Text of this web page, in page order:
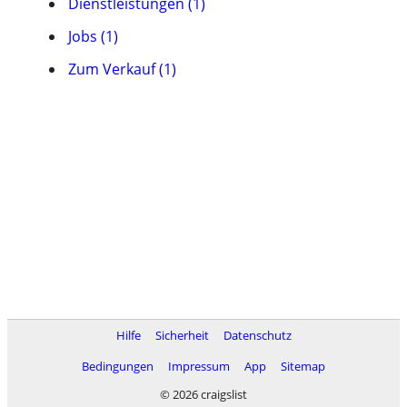
Jobs (1)
Zum Verkauf (1)
Hilfe Sicherheit
Datenschutz
Bedingungen
Impressum App
Sitemap
© 2026 craigslist